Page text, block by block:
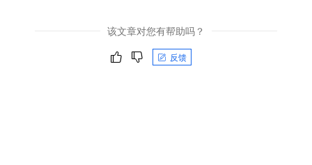
该文章对您有帮助吗？
反馈